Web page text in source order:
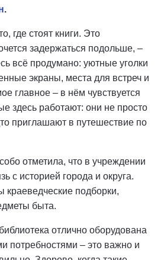
.
где стоят книги. Это
задержаться подольше, –
всё продумано: уютные уголки
экраны, места для встреч и
главное – в нём чувствуется
здесь работают: они не просто
приглашают в путешествие по
отметила, что в учреждении
с историей города и округа.
краеведческие подборки,
быта.
отлично оборудована
потребностями – это важно и